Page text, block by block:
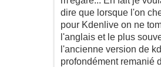
dire que lorsque l'on
pour Kdenlive on ne
l'anglais et le plus
l'ancienne version de
profondément remanié